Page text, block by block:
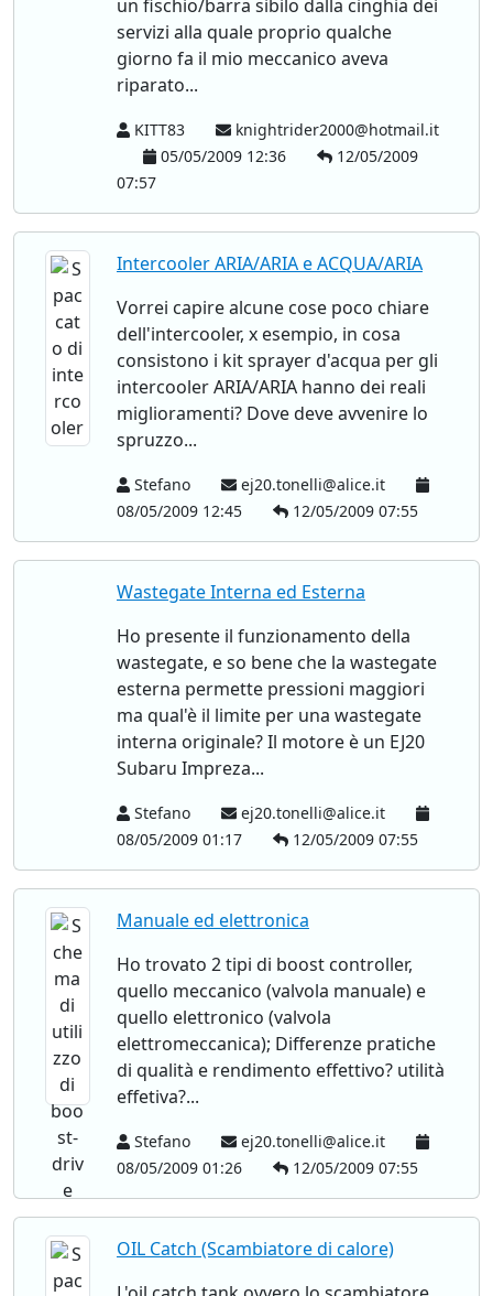
un fischio/barra sibilo dalla cinghia dei
servizi alla quale proprio qualche
giorno fa il mio meccanico aveva
riparato...
KITT83
knightrider2000@hotmail.it
05/05/2009 12:36
12/05/2009
07:57
Intercooler ARIA/ARIA e ACQUA/ARIA
Vorrei capire alcune cose poco chiare
dell'intercooler, x esempio, in cosa
consistono i kit sprayer d'acqua per gli
intercooler ARIA/ARIA hanno dei reali
miglioramenti? Dove deve avvenire lo
spruzzo...
Stefano
ej20.tonelli@alice.it
08/05/2009 12:45
12/05/2009 07:55
Wastegate Interna ed Esterna
Ho presente il funzionamento della
wastegate, e so bene che la wastegate
esterna permette pressioni maggiori
ma qual'è il limite per una wastegate
interna originale? Il motore è un EJ20
Subaru Impreza...
Stefano
ej20.tonelli@alice.it
08/05/2009 01:17
12/05/2009 07:55
Manuale ed elettronica
Ho trovato 2 tipi di boost controller,
quello meccanico (valvola manuale) e
quello elettronico (valvola
elettromeccanica); Differenze pratiche
di qualità e rendimento effettivo? utilità
effetiva?...
Stefano
ej20.tonelli@alice.it
08/05/2009 01:26
12/05/2009 07:55
OIL Catch (Scambiatore di calore)